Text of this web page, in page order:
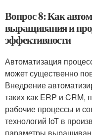
Вопрос 8: Как
выращивания и
эффективности
Автоматизация
может существенно
Внедрение
таких как ERP и CRM,
рабочие процессы и
технологий IoT в